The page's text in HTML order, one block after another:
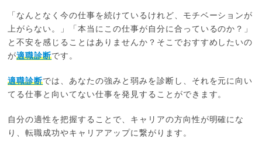
「なんとなく今の仕事を続けているけれど、モチベーションが
上がらない。」「本当にこの仕事が自分に合っているのか？」
と不安を感じることはありませんか？そこでおすすめしたいの
が適職診断です。
適職診断では、あなたの強みと弱みを診断し、それを元に向い
てる仕事と向いてない仕事を発見することができます。
自分の適性を把握することで、キャリアの方向性が明確にな
り、転職成功やキャリアアップに繋がります。